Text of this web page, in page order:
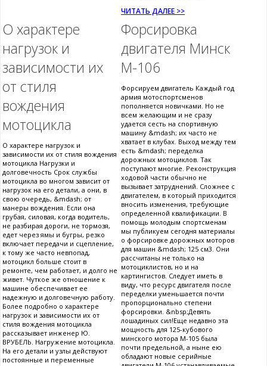
ЧИТАТЬ ДАЛЕЕ >>
О характере
нагрузок и
зависимости их
от стиля
вождения
мотоцикла
О характере нагрузок и
зависимости их от стиля вождения
мотоцикла Нагрузки и
долговечность Срок службы
мотоцикла во многом зависит от
нагрузок на его детали, а они, в
свою очередь, &mdash; от
манеры вождения. Если она
грубая, силовая, когда водитель,
не разбирая дороги, не тормозя,
едет через ямы и бугры, резко
включает передачи и сцепление,
к тому же часто невпопад,
мотоцикл больше стоит в
ремонте, чем работает, и долго не
живет. Чуткое же отношение к
машине обеспечивает ее
надежную и долговечную работу.
Более подробно о характере
нагрузок и зависимости их от
стиля вождения мотоцикла
рассказывает инженер Ю.
ВРУБЕЛЬ. Нагружение мотоцикла.
На его детали и узлы действуют
постоянные и переменные
Форсировка
двигателя Минск
М-106
Форсируем двигатель Каждый год
армия мотоспортсменов
пополняется новичками. Но не
всем желающим и не сразу
удается сесть на спортивную
машину &mdash; их часто не
хватает в клубах. Выход между тем
есть &mdash; переделка
дорожных мотоциклов. Так
поступают многие. Реконструкция
ходовой части обычно не
вызывает затруднений. Сложнее с
двигателем, в который приходится
вносить изменения, требующие
определенной квалификации. В
помощь молодым спортсменам
мы публикуем сегодня материалы
о форсировке дорожных моторов
для машин &mdash; 125 см3. Они
рассчитаны не только на
мотоциклистов, но и на
картингистов. Следует иметь в
виду, что ресурс двигателя после
переделки уменьшается почти
пропорционально степени
форсировки. &nbsp;Девять
лошадиных сил!Еще недавно эта
мощность для 125-кубового
минского мотора М-105 была
почти предельной, а ныне ею
обладают новые серийные